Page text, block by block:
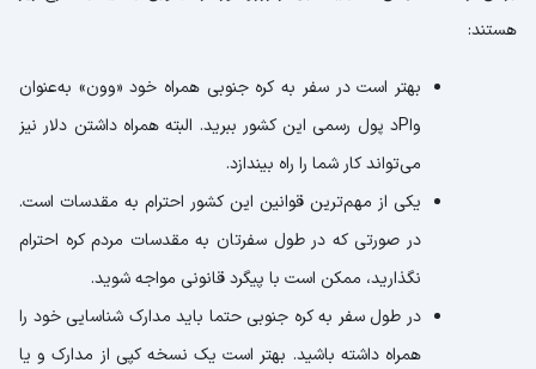
هستند:
بهتر است در سفر به کره جنوبی همراه خود «وون» به‌عنوان
واPد پول رسمی این کشور ببرید. البته همراه داشتن دلار نیز
می‌تواند کار شما را راه بیندازد.
یکی از مهم‌ترین قوانین این کشور احترام به مقدسات است.
در صورتی که در طول سفرتان به مقدسات مردم کره احترام
نگذارید، ممکن است با پیگرد قانونی مواجه شوید.
در طول سفر به کره جنوبی حتما باید مدارک شناسایی خود را
همراه داشته باشید. بهتر است یک نسخه کپی از مدارک و یا